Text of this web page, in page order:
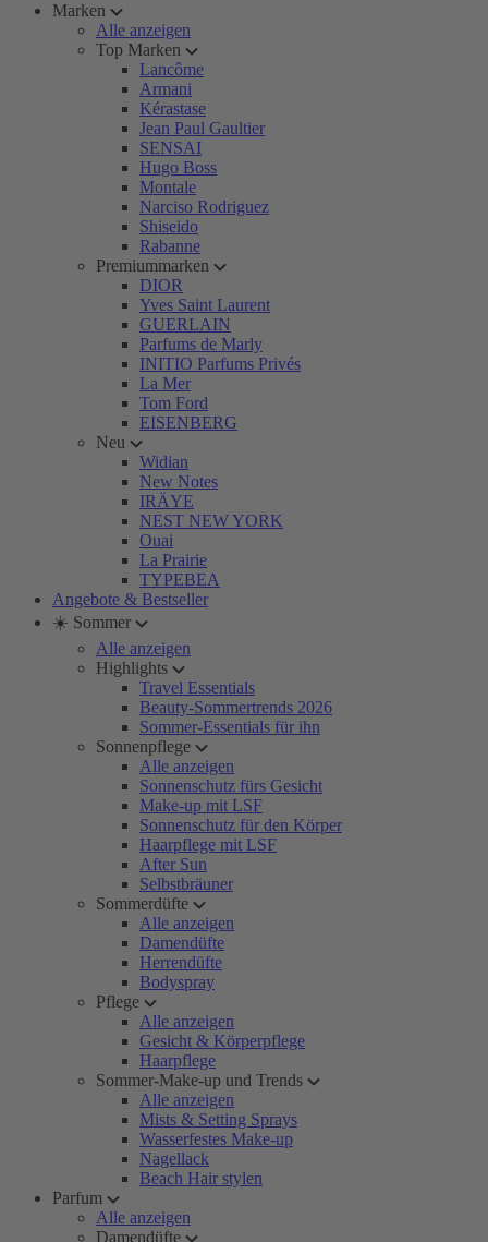
Marken
Alle anzeigen
Top Marken
Lancôme
Armani
Kérastase
Jean Paul Gaultier
SENSAI
Hugo Boss
Montale
Narciso Rodriguez
Shiseido
Rabanne
Premiummarken
DIOR
Yves Saint Laurent
GUERLAIN
Parfums de Marly
INITIO Parfums Privés
La Mer
Tom Ford
EISENBERG
Neu
Widian
New Notes
IRÄYE
NEST NEW YORK
Ouai
La Prairie
TYPEBEA
Angebote & Bestseller
☀️ Sommer
Alle anzeigen
Highlights
Travel Essentials
Beauty-Sommertrends 2026
Sommer-Essentials für ihn
Sonnenpflege
Alle anzeigen
Sonnenschutz fürs Gesicht
Make-up mit LSF
Sonnenschutz für den Körper
Haarpflege mit LSF
After Sun
Selbstbräuner
Sommerdüfte
Alle anzeigen
Damendüfte
Herrendüfte
Bodyspray
Pflege
Alle anzeigen
Gesicht & Körperpflege
Haarpflege
Sommer-Make-up und Trends
Alle anzeigen
Mists & Setting Sprays
Wasserfestes Make-up
Nagellack
Beach Hair stylen
Parfum
Alle anzeigen
Damendüfte